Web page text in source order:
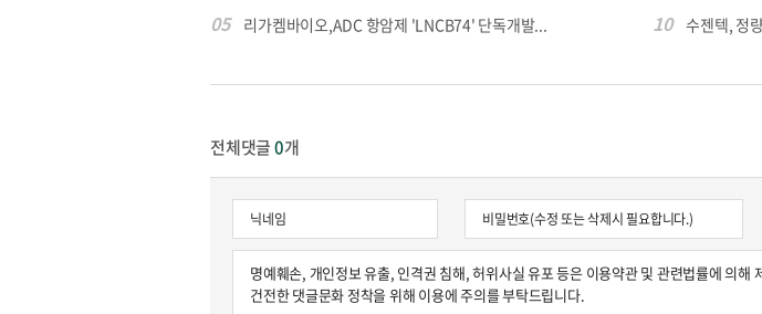
05 리가켐바이오,ADC 항암제 'LNCB74' 단독개발... 10 수젠텍, 정
전체댓글0개
원종원의 커튼 콜 안현정의 컬쳐